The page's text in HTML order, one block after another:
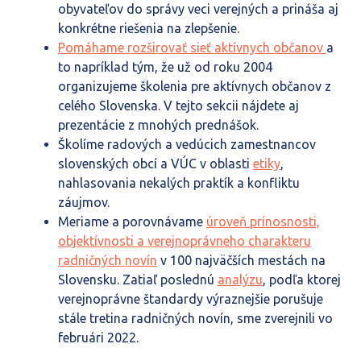
obyvateľov do správy veci verejných a prináša aj
konkrétne riešenia na zlepšenie.
Pomáhame rozširovať sieť aktívnych občanov a
to napríklad tým, že už od roku 2004
organizujeme školenia pre aktívnych občanov z
celého Slovenska. V tejto sekcii nájdete aj
prezentácie z mnohých prednášok.
Školíme radových a vedúcich zamestnancov
slovenských obcí a VÚC v oblasti etiky
nahlasovania nekalých praktík a konfliktu
záujmov.
Meriame a porovnávame úroveň prínosnosti,
objektívnosti a verejnoprávneho charakteru
radničných novín v 100 najväčších mestách na
Slovensku. Zatiaľ poslednú analýzu , podľa ktorej
verejnoprávne štandardy výraznejšie porušuje
stále tretina radničných novín, sme zverejnili vo
februári 2022.